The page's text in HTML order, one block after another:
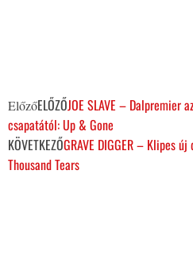
ElőzőELŐZŐJOE SLAVE – Dalpremier
csapatától: Up & Gone
KÖVETKEZŐGRAVE DIGGER – Klipes
Thousand Tears